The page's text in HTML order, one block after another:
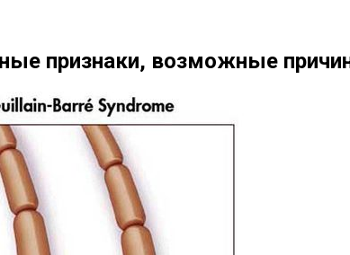
признаки, возможные